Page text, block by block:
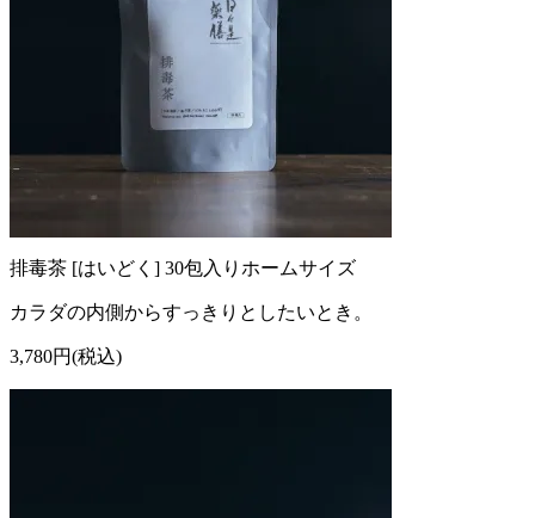
排毒茶 [はいどく] 30包入りホームサイズ
カラダの内側からすっきりとしたいとき。
3,780円(税込)